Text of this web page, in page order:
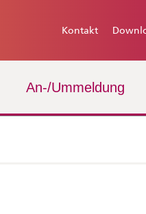
Kontakt
An-/Ummeldung